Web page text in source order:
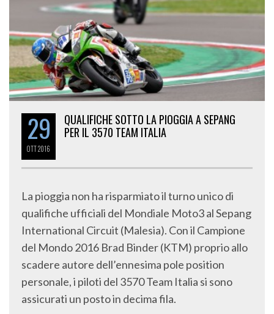
29
OTT2016
QUALIFICHE SOTTO LA PIOGGIA A SEPANG
PER IL 3570 TEAM ITALIA
La pioggia non ha risparmiato il turno unico di
qualifiche ufficiali del Mondiale Moto3 al Sepang
International Circuit (Malesia). Con il Campione
del Mondo 2016 Brad Binder (KTM) proprio allo
scadere autore dell’ennesima pole position
personale, i piloti del 3570 Team Italia si sono
assicurati un posto in decima fila.